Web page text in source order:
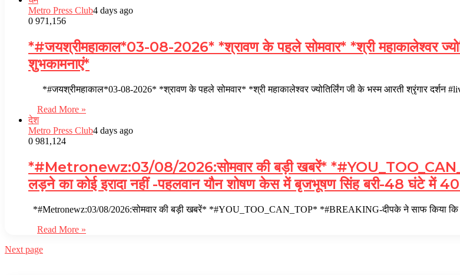
Metro Press Club4 days ago
0 971,156
*#जयश्रीमहाकाल*03-08-2026* *श्रावण के पहले सोमवार* *श्री महाकालेश्वर
शुभकामनाएं*
*#जयश्रीमहाकाल*03-08-2026* *श्रावण के पहले सोमवार* *श्री महाकालेश्वर ज्योतिर्लिंग जी के भस्म आरती श्रृंगार दर्शन
Read More »
देश
Metro Press Club4 days ago
0 981,124
*#Metronewz:03/08/2026:सोमवार की बड़ी खबरें*
लड़ने का कोई इरादा नहीं -पहलवान यौन शोषण केस में बृजभूषण सिंह बरी-48 घंटे
*#Metronewz:03/08/2026:सोमवार की बड़ी खबरें* *#YOU_TOO_CAN_TOP* *#BREAKING-दीपके ने साफ किया कि
Read More »
Next page